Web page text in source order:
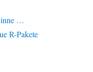
inne …
R-Pakete